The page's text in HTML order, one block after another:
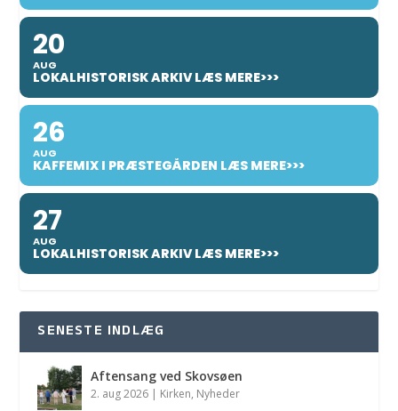
20
AUG
LOKALHISTORISK ARKIV LÆS MERE>>>
26
AUG
KAFFEMIX I PRÆSTEGÅRDEN LÆS MERE>>>
27
AUG
LOKALHISTORISK ARKIV LÆS MERE>>>
SENESTE INDLÆG
Aftensang ved Skovsøen
2. aug 2026 | Kirken, Nyheder